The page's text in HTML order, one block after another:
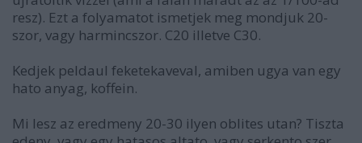
resz). Ezt a folyamatot ismetjek meg mondjuk 20-
szor, vagy harmincszor. C20 illetve C30.
Kedjek peldaul feketekaveval, amiben ugya van egy
hato anyag, koffein.
Mi lesz az eredmeny 20-30 ilyen oblites utan? Tiszta